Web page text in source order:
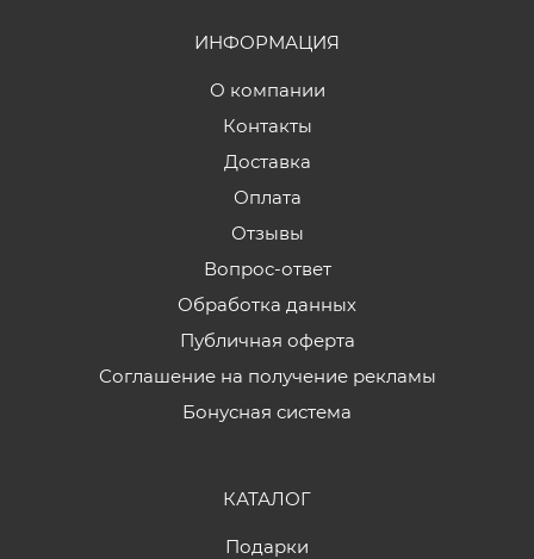
ИНФОРМАЦИЯ
О компании
Контакты
Доставка
Оплата
Отзывы
Вопрос-ответ
Обработка данных
Публичная оферта
Соглашение на получение рекламы
Бонусная система
КАТАЛОГ
Подарки